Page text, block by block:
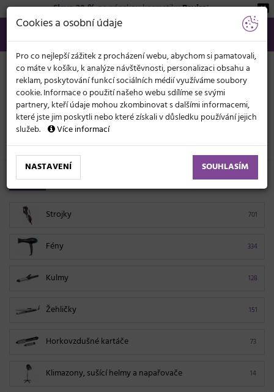
Sleva 20 %na pánskou kosmetikuBeviro!
566 440 099
info@svetkadernictvi.cz
Po−pá: 8−17
Vše o nákupu Kč
KATEGORIE
MENU
Elektronika
Elektro pro péči o vlasy a tělo
701
Strojky
334
Fény
128
Kulmy
151
Žehličky
73
Horkovzdušné kartáče
14
Klimazony, sušící helmy a napařovače
Cookies a osobní údaje
Pro co nejlepší zážitek z procházení webu, abychom si pamatovali,
co máte v košíku, k analýze návštěvnosti, personalizaci obsahu a
reklam, poskytování funkcí sociálních médií využíváme soubory
cookie. Informace o použití našeho webu sdílíme se svými
partnery, kteří údaje mohou zkombinovat s dalšími informacemi,
které jste jim poskytli nebo které získali v důsledku používání jejich
služeb.
Více informací
NASTAVENÍ SOUHLASÍM